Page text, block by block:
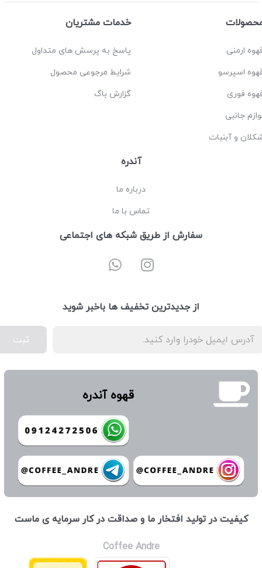
ارمنی
اسپرسو
فوری
جانبی
و آبنبات
خدمات مشتریان
پاسخ به پرسش های متداول
شرایط مرجوعی محصول
گزارش باگ
آندره
درباره ما
تماس با ما
سفارش از طریق شبکه های اجتماعی
از جدیدترین تخفیف ها باخبر شوید
ثبت
قهوه آندره
كيفيت در توليد افتخار ما و صداقت در كار سرمايه ی ماست
Coffee Andre